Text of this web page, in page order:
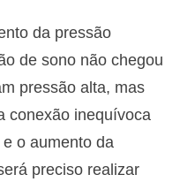
da pressão
de sono não chegou
pressão alta, mas
conexão inequívoca
o aumento da
preciso realizar